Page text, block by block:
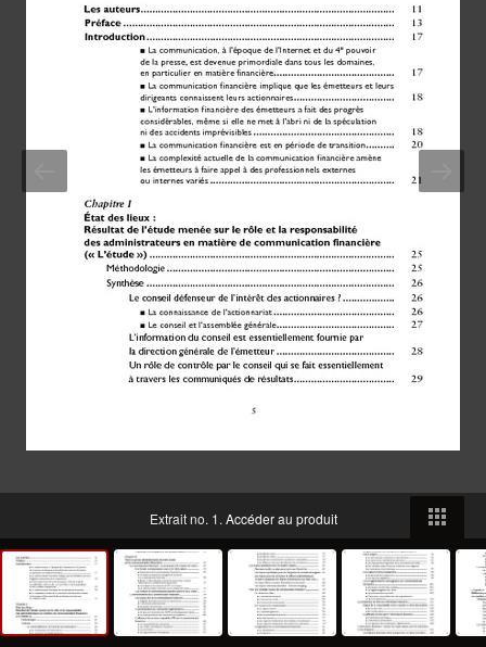
Extrait no. 1. Accéder au produit